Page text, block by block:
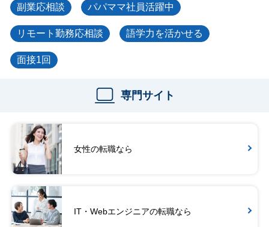
副業応相談 パパママ社員活躍中
リモート勤務応相談 語学力を活かせる
面接1回
専門サイト
女性の転職なら
IT・Webエンジニアの転職なら